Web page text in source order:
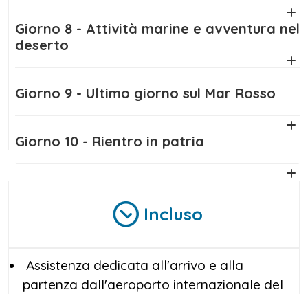
affascinanti del mondo.
Giorno 8 - Attività marine e avventura nel
deserto
Giorno 9 - Ultimo giorno sul Mar Rosso
Giorno 10 - Rientro in patria
Incluso
Assistenza dedicata all'arrivo e alla
partenza dall'aeroporto internazionale del